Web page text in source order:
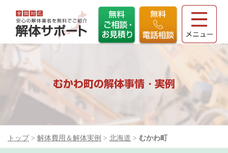
むかわ町の解体事情・実例
トップ > 解体費用＆解体実例 > 北海道 > むかわ町